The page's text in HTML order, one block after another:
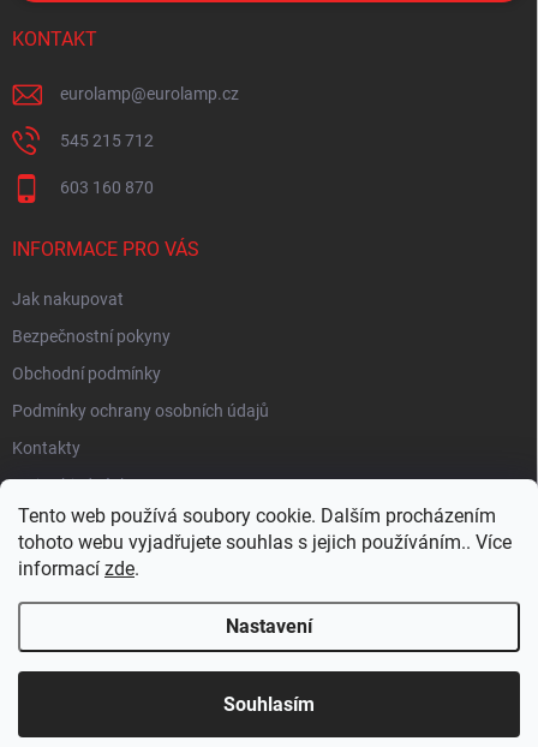
Tento web používá soubory cookie. Dalším procházením
tohoto webu vyjadřujete souhlas s jejich používáním.. Více
informací zde.
Nastavení
Souhlasím
KONTAKT
eurolamp@eurolamp.cz
545 215 712
603 160 870
INFORMACE PRO VÁS
Jak nakupovat
Bezpečnostní pokyny
Obchodní podmínky
Podmínky ochrany osobních údajů
Kontakty
Moje objednávka
HEUREKA
EUROLAMP.cz . Všechna práva vyhrazena.